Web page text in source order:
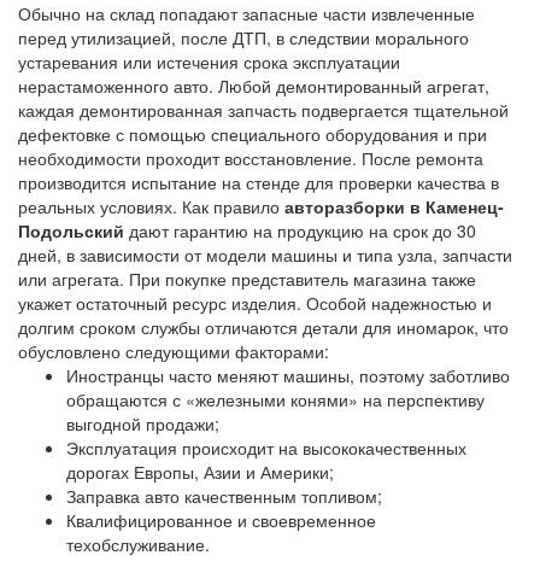
Обычно на склад попадают запасные части извлеченные
перед утилизацией, после ДТП, в следствии морального
устаревания или истечения срока эксплуатации
нерастаможенного авто. Любой демонтированный агрегат,
каждая демонтированная запчасть подвергается тщательной
дефектовке с помощью специального оборудования и при
необходимости проходит восстановление. После ремонта
производится испытание на стенде для проверки качества в
реальных условиях. Как правило авторазборки в Каменец-
Подольский дают гарантию на продукцию на срок до 30
дней, в зависимости от модели машины и типа узла, запчасти
или агрегата. При покупке представитель магазина также
укажет остаточный ресурс изделия. Особой надежностью и
долгим сроком службы отличаются детали для иномарок, что
обусловлено следующими факторами:
Иностранцы часто меняют машины, поэтому заботливо
обращаются с «железными конями» на перспективу
выгодной продажи;
Эксплуатация происходит на высококачественных
дорогах Европы, Азии и Америки;
Заправка авто качественным топливом;
Квалифицированное и своевременное
техобслуживание.